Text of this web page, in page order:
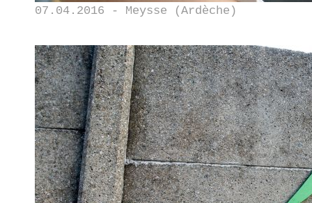
07.04.2016 - Meysse (Ardèche)